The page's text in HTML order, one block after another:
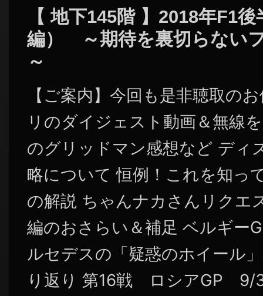
【 地下145階 】2018年F1
編） ～期待を裏切らない
～
【ご案内】今回も是非聴取の
リのダイジェスト動画＆無線
のグリッドマン感想など ディ
略について 恒例！これを知っ
の解説 ちゃんナカさんリクエ
編のおさらい＆補足 ベルギー
ルセデスの「疑惑のホイール
り返り 第16戦 ロシアGP 9/